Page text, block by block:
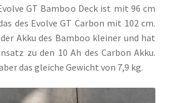
GT Bamboo Deck ist mit 96 cm
des Evolve GT Carbon mit 102 cm.
Akku des Bamboo kleiner und hat
zu den 10 Ah des Carbon Akku.
das gleiche Gewicht von 7,9 kg.